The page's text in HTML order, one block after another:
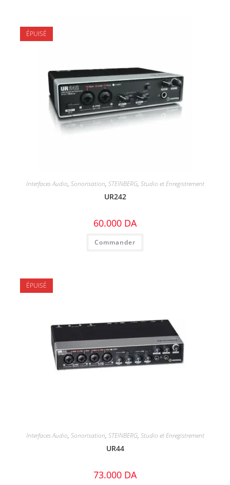
ÉPUISÉ
Interfaces Audio, Sonorisation, STEINBERG, Studio et Enregistrement
UR242
60.000 DA
Commander
ÉPUISÉ
Interfaces Audio, Sonorisation, STEINBERG, Studio et Enregistrement
UR44
73.000 DA